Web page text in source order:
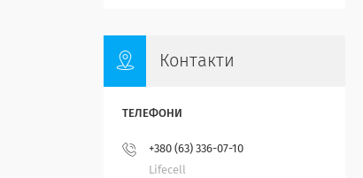
Контакти
+380 (63) 336-07-10
Lifecell